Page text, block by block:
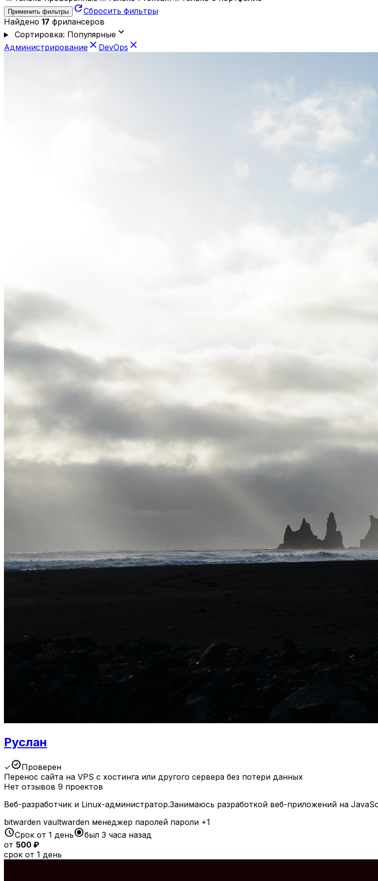
Применить фильтры refreshСбросить фильтры
Найдено 17 фрилансеров
Сортировка: Популярныеexpand_more
Администрирование close DevOps close
Руслан
✓verifiedПроверен
Перенос сайта на VPS с хостинга или другого сервера без потери данных
Нет отзывов 9 проектов
Веб-разработчик и Linux-администратор.Занимаюсь разработкой веб-приложений на
bitwarden vaultwarden менеджер паролей пароли +1
scheduleСрок от 1 деньradio_button_checkedбыл 3 часа назад
от 500 ₽
срок от 1 день